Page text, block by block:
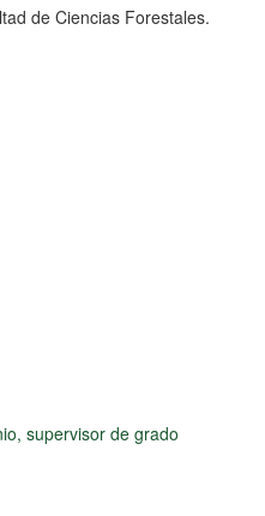
de Ciencias Forestales.
supervisor de grado